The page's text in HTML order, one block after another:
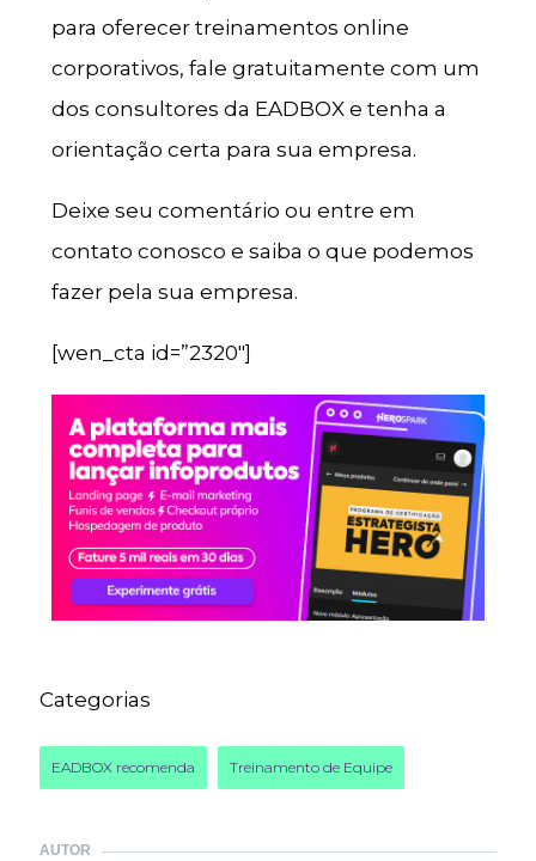
para oferecer treinamentos online
corporativos, fale gratuitamente com um
dos consultores da EADBOX e tenha a
orientação certa para sua empresa.
Deixe seu comentário ou entre em
contato conosco e saiba o que podemos
fazer pela sua empresa.
[wen_cta id=”2320″]
Categorias
EADBOX recomenda Treinamento de Equipe
AUTOR